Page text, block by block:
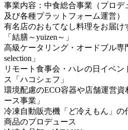
事業内容：中食総合事業（プロ
及び各種プラットフォーム運営）
有名店のおもてなし料理をお届け
「結膳～yuizen～」
高級ケータリング・オードブル専
selection」
リモート食事会・ハレの日イベ
ス「ハコシェフ」
環境配慮のECO容器や店舗運営資
ース事業」
冷凍自動販売機「ど冷えもん」
商品のプロデュース